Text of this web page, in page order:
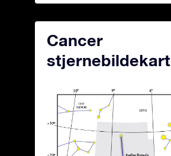
Cancer
stjernebildekart